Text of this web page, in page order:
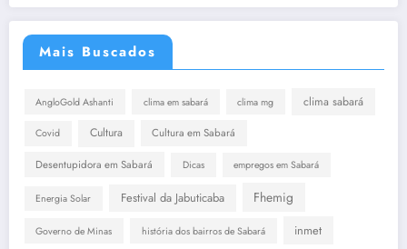
Mais Buscados
AngloGold Ashanti clima em sabará clima mg clima sabará
Covid Cultura Cultura em Sabará
Desentupidora em Sabará Dicas empregos em Sabará
Energia Solar Festival da Jabuticaba Fhemig
Governo de Minas história dos bairros de Sabará inmet